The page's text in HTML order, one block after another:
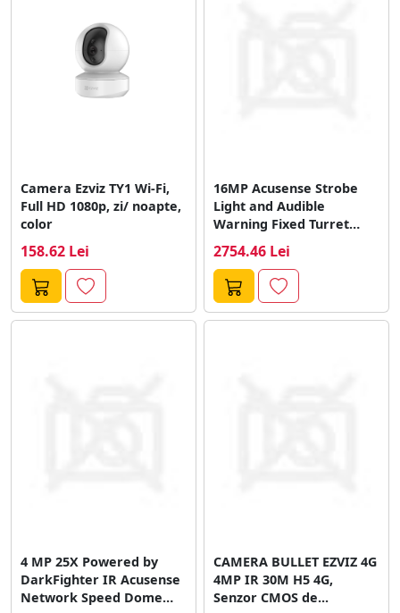
creste eficienta si securitatea. O solutie practica pentru
o lume digitalizata.
Camera Ezviz TY1 Wi-Fi,
Full HD 1080p, zi/ noapte,
color
158.62 Lei
16MP Acusense Strobe
Light and Audible
Warning Fixed Turret
Hikvision...
2754.46 Lei
4 MP 25X Powered by
DarkFighter IR Acusense
Network Speed Dome
CAMERA BULLET EZVIZ 4G
4MP IR 30M H5 4G,
Senzor CMOS de...